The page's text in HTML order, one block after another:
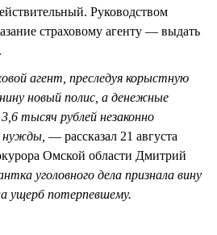
Руководством
страховому агенту — выдать
агент, преследуя корыстную
новый полис, а денежные
тысяч рублей незаконно
нужды, — рассказал 21 августа
Омской области Дмитрий
уголовного дела признала вину
ущерб потерпевшему.